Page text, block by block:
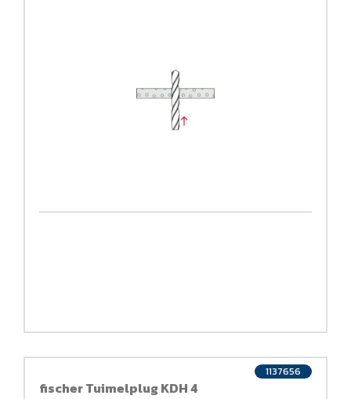
fischer Tuimelplug KDH 4
1137656